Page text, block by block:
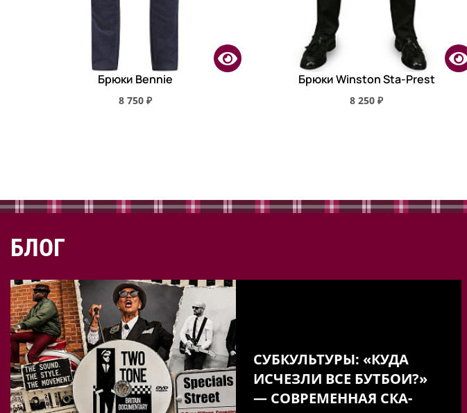
Брюки Bennie
8 750 ₽
Брюки Winston Sta-Prest
8 250 ₽
БЛОГ
СУБКУЛЬТУРЫ: «КУДА
ИСЧЕЗЛИ ВСЕ БУТБОИ?»
— СОВРЕМЕННАЯ СКА-